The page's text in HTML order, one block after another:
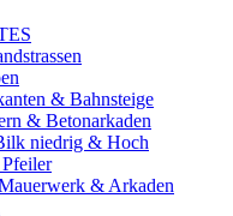
& Bahnsteige
& Betonarkaden
niedrig & Hoch
& Arkaden